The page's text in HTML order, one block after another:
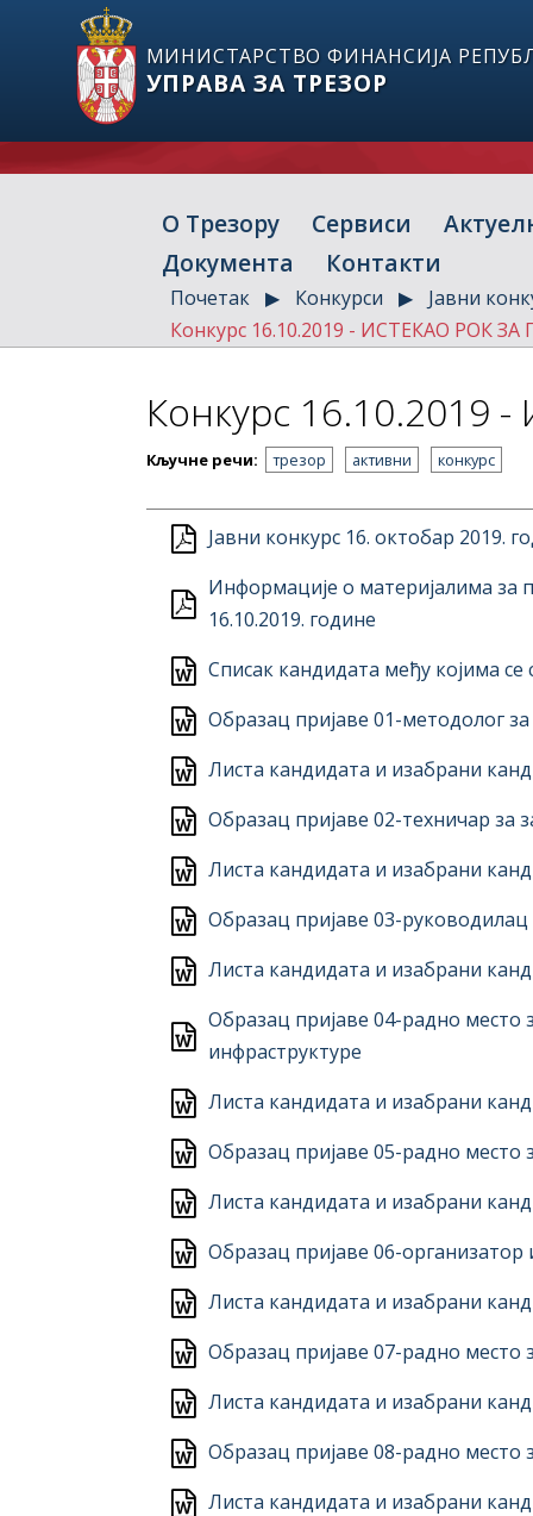
МИНИСТАРСТВО ФИНАНСИЈА
УПРАВА ЗА ТРЕЗОР
О Трезору Сервиси
Документа
Контакти
Почетак Конкурси
Јавни
Конкурс 16.10.2019 - ИСТЕКАО РОК ЗА
Конкурс 16.10.2019
Кључне речи: трезор активни конкурс
Јавни конкурс 16. октобар 2019.
Информације о материјалима за
16.10.2019. године
Списак кандидата међу којима
Образац пријаве 01-методолог
Листа кандидата и изабрани
Образац пријаве 02-техничар
Листа кандидата и изабрани
Образац пријаве 03-руководилац
Листа кандидата и изабрани
Образац пријаве 04-радно
инфраструктуре
Листа кандидата и изабрани
Образац пријаве 05-радно
Листа кандидата и изабрани
Образац пријаве 06-
Листа кандидата и изабрани
Образац пријаве 07-радно место
Листа кандидата и изабрани
Образац пријаве 08-радно
Листа кандидата и изабрани